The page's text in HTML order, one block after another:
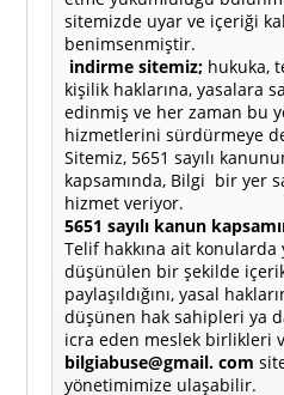
sitemizde uyar ve içeriği
benimsenmiştir.
indirme sitemiz; hukuka,
kişilik haklarına, yasalara
edinmiş ve her zaman bu
hizmetlerini sürdürmeye
Sitemiz, 5651 sayılı
kapsamında, Bilgi bir yer
hizmet veriyor.
5651 sayılı kanun
Telif hakkına ait konularda
düşünülen bir şekilde
paylaşıldığını, yasal
düşünen hak sahipleri ya
icra eden meslek birlikleri
bilgiabuse@gmail. com
yönetimimize ulaşabilir.